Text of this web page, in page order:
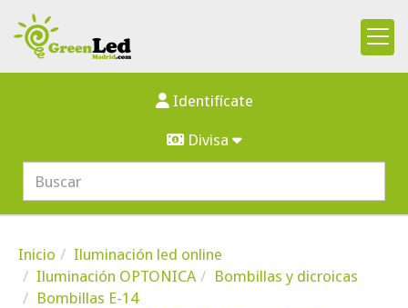
Identifícate
Divisa
Inicio
Iluminación led online
Iluminación OPTONICA
Bombillas y dicroicas
Bombillas E-14